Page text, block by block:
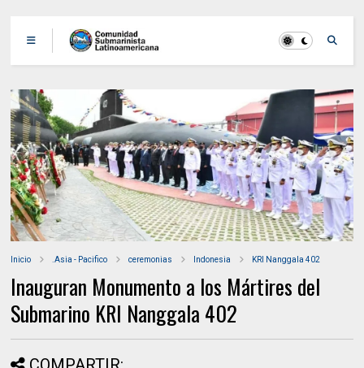
Inicio .Asia - Pacifico ceremonias Indonesia KRI Nanggala 402
Inauguran Monumento a los Mártires del
Submarino KRI Nanggala 402